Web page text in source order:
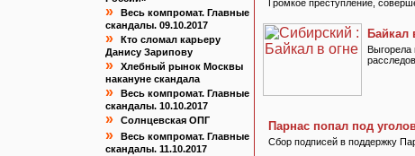
»
Весь компромат. Главные
скандалы. 09.10.2017
»
Кто сломал карьеру
Данису Зарипову
»
Хлебный рынок Москвы
накануне скандала
»
Весь компромат. Главные
скандалы. 10.10.2017
» Солнцевская ОПГ
»
Весь компромат. Главные
скандалы. 11.10.2017
Громкое преступление,
Байкал
Выгорела
Парнас попал под
Сбор подписей в поддержку